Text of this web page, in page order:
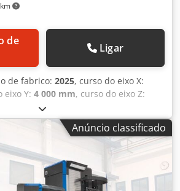
Ligar
de fabrico: 2025, curso do eixo X:
eixo Y: 4 000 mm, curso do eixo Z:
entre colunas da máquina 3.520 mm)
Heidenhain Motor em linha
kW / 900 Nm Cabeça de fresagem de
6.000 min-1 / 2 planos, 90°|45° /
de proteção de 3 lados Volante de
de aparas Trocador de 60
Emefx Aqgjha
Anúncio classificado